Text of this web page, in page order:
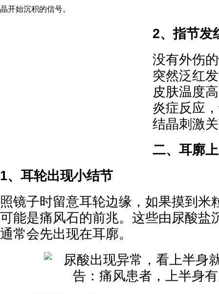
晶开始沉积的信号。
2、指节发
没有外伤
突然泛红
皮肤温度
炎症反应
结晶刺激
二、耳廓
1、耳轮出现小结节
照镜子时留意耳轮边缘，如果摸到米
可能是痛风石的前兆。这些由尿酸盐
通常会先出现在耳廓。